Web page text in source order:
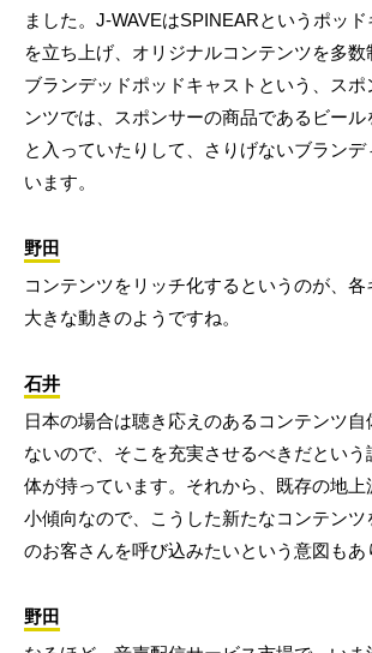
ました。J-WAVEはSPINEARというポッ
を立ち上げ、オリジナルコンテンツを多数
ブランデッドポッドキャストという、スポ
ンツでは、スポンサーの商品であるビール
と入っていたりして、さりげないブランデ
います。
野田
コンテンツをリッチ化するというのが、各
大きな動きのようですね。
石井
日本の場合は聴き応えのあるコンテンツ
ないので、そこを充実させるべきだという
体が持っています。それから、既存の地
小傾向なので、こうした新たなコンテンツ
のお客さんを呼び込みたいという意図もあ
野田